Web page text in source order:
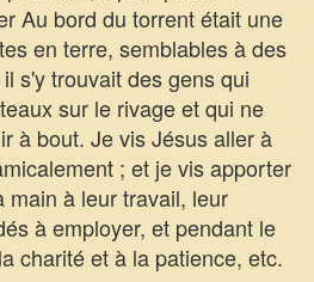
Au bord du torrent était une
en terre, semblables à des
s'y trouvait des gens qui
sur le rivage et qui ne
à bout. Je vis Jésus aller à
; et je vis apporter
main à leur travail, leur
à employer, et pendant le
charité et à la patience, etc.